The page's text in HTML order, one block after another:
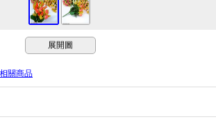
展開圖
關商品